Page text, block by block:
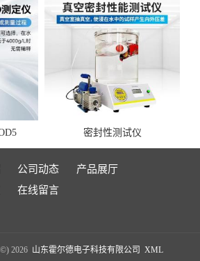
密封性测试仪
公司动态
产品展厅
在线留言
2026 山东霍尔德电子科技有限公司 XML